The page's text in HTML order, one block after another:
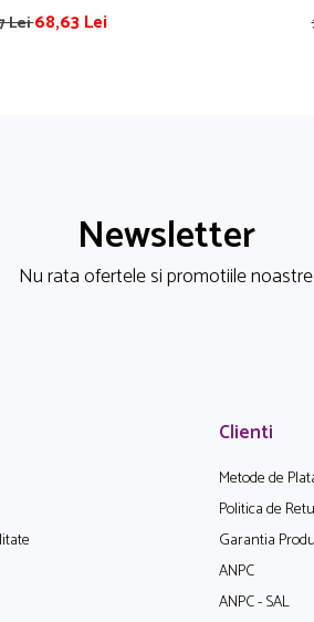
Lei68,63 Lei
Newsletter
Nu rata ofertele si promotiile noastre
Clienti
Metode de
Politica de
Garantia
ANPC
ANPC - SAL